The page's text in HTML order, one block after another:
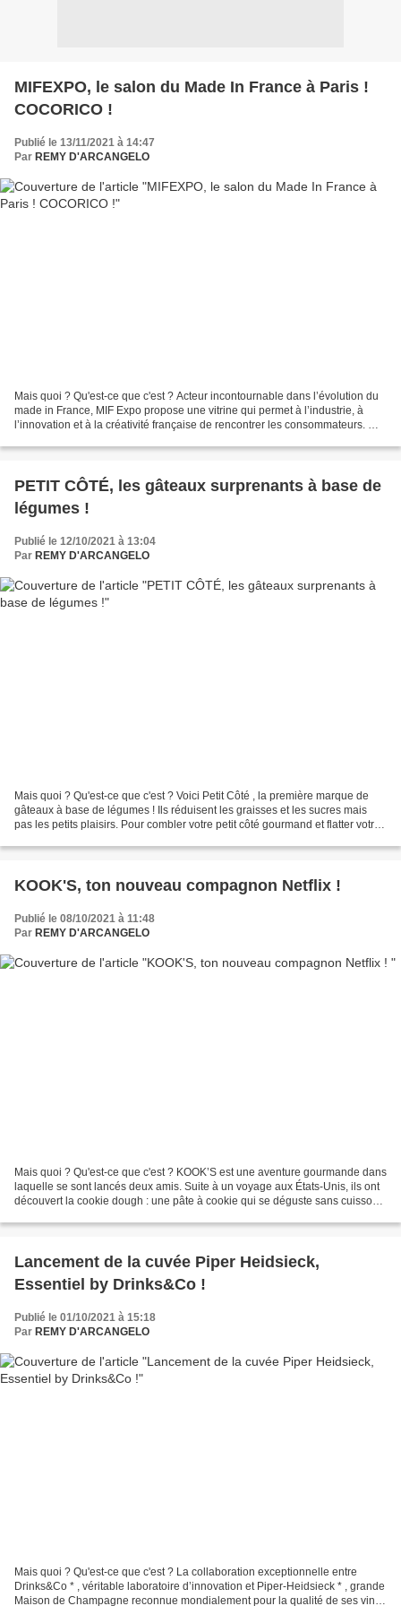
MIFEXPO, le salon du Made In France à Paris !
COCORICO !
Publié le 13/11/2021 à 14:47
Par REMY D'ARCANGELO
Mais quoi ? Qu'est-ce que c'est ? Acteur incontournable dans l’évolution du
made in France, MIF Expo propose une vitrine qui permet à l’industrie, à
l’innovation et à la créativité française de rencontrer les consommateurs. MIF
PETIT CÔTÉ, les gâteaux surprenants à base de
légumes !
Publié le 12/10/2021 à 13:04
Par REMY D'ARCANGELO
Mais quoi ? Qu'est-ce que c'est ? Voici Petit Côté , la première marque de
gâteaux à base de légumes ! Ils réduisent les graisses et les sucres mais
pas les petits plaisirs. Pour combler votre petit côté gourmand et flatter votre
KOOK'S, ton nouveau compagnon Netflix !
Publié le 08/10/2021 à 11:48
Par REMY D'ARCANGELO
Mais quoi ? Qu'est-ce que c'est ? KOOK’S est une aventure gourmande dans
laquelle se sont lancés deux amis. Suite à un voyage aux États-Unis, ils ont
découvert la cookie dough : une pâte à cookie qui se déguste sans cuisson !
Lancement de la cuvée Piper Heidsieck,
Essentiel by Drinks&Co !
Publié le 01/10/2021 à 15:18
Par REMY D'ARCANGELO
Mais quoi ? Qu'est-ce que c'est ? La collaboration exceptionnelle entre
Drinks&Co * , véritable laboratoire d’innovation et Piper-Heidsieck * , grande
Maison de Champagne reconnue mondialement pour la qualité de ses vins.